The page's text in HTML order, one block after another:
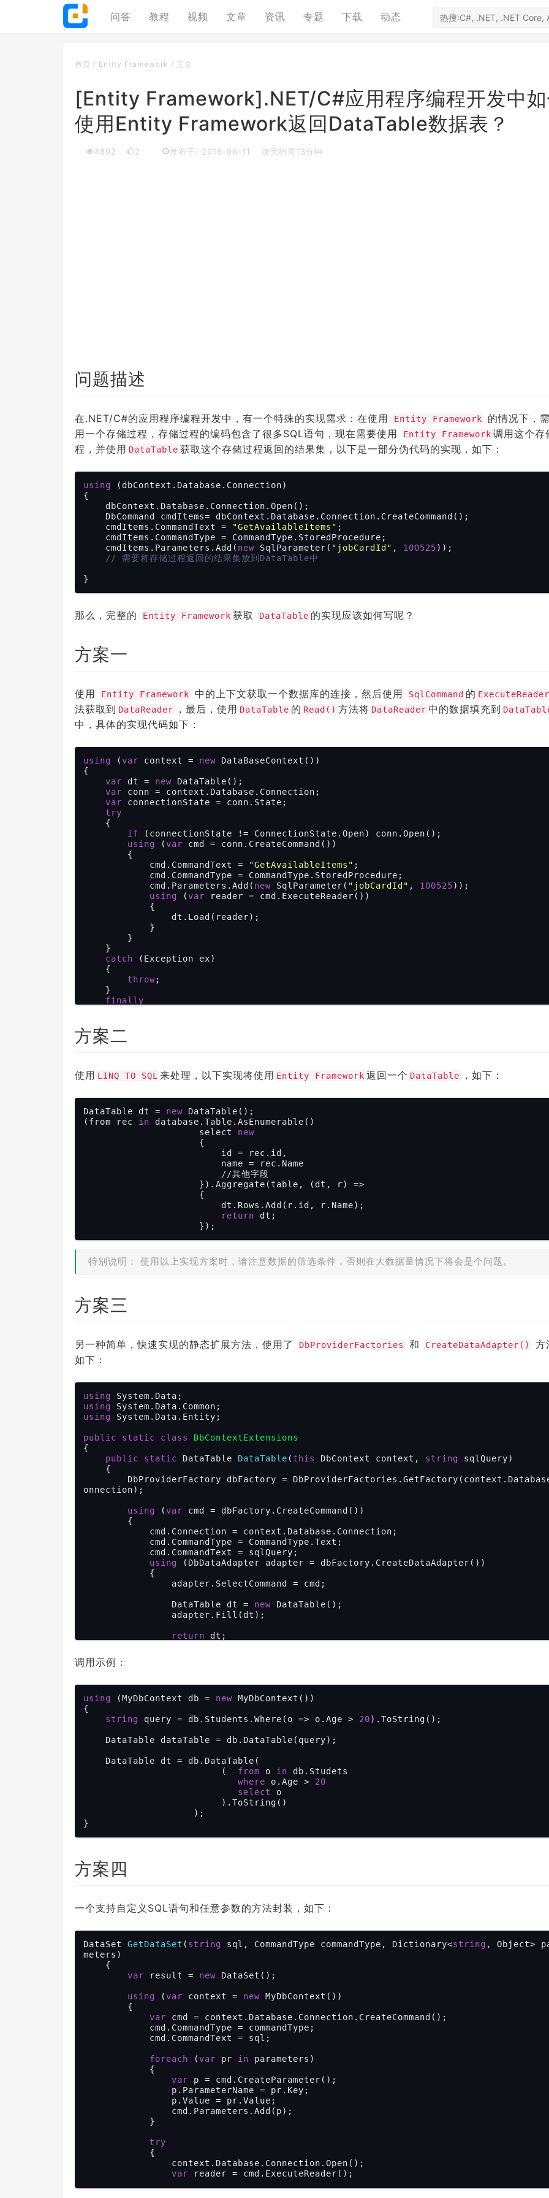
问答 教程 视频 文章 资讯 专题 下载 动态
首页 / Entity Framework / 正文
[Entity Framework].NET/C#应用程序编程开发中
使用Entity Framework返回DataTable数据表？
4892 2 发布于: 2018-06-11 读完约需13分钟
问题描述
在.NET/C#的应用程序编程开发中，有一个特殊的实现需求：在使用 Entity Framework
的情况下，
用一个存储过程，存储过程的编码包含了很多SQL语句，现在需要使用
Entity Framework 调用这个存
程，并使用 DataTable 获取这个存储过程返回的结果集，以下是一部分伪代码的实现，如下：
using
(dbContext.Database.Connection)
{
    cmdItems.CommandText =
"GetAvailableItems" ;
    cmdItems.Parameters.Add(
new SqlParameter( "jobCardId" , 100525));
// 需要将存储过程返回的结果集放到DataTable中
那么，完整的 Entity Framework 获取 DataTable 的实现应该如何写呢？
方案一
使用 Entity Framework 中的上下文获取一个数据库的连接，然后使用 SqlCommand 的
法获取到 DataReader ，最后，使用 DataTable 的 Read() 方法将 DataReader 中的数据填充到
中，具体的实现代码如下：
using (var context = new DataBaseContext())
{
var dt = new DataTable();
var conn = context.Database.Connection;
var connectionState = conn.State;
try
if (connectionState != ConnectionState.Open) conn.Open();
using
(var cmd = conn.CreateCommand())
            cmd.CommandText =
"GetAvailableItems" ;
            cmd.Parameters.Add(
new SqlParameter( "jobCardId" , 100525));
using
(var reader = cmd.ExecuteReader())
catch (Exception ex)
throw;
finally
    }
return
方案二
使用 LINQ TO SQL 来处理，以下实现将使用 Entity Framework 返回一个 DataTable ，如下：
DataTable dt = new DataTable();
(from rec in database.Table.AsEnumerable()
                     select
new
//其他字段
                     }).Aggregate(table,
(dt, r)
=>
return dt;
特别说明： 使用以上实现方案时，请注意数据的筛选条件，否则在大数据量情况下将会是个问题。
方案三
另一种简单，快速实现的静态扩展方法，使用了 DbProviderFactories 和 CreateDataAdapter()
方
如下：
using
using
using
System.Data.Entity;
public static class
DbContextExtensions
{
public
static DataTable DataTable ( this DbContext context, string sqlQuery)
{
onnection);
using (var cmd = dbFactory.CreateCommand())
using
(DbDataAdapter adapter = dbFactory.CreateDataAdapter())
                DataTable dt =
new DataTable();
return dt;
        }
    }
调用示例：
using (MyDbContext db = new MyDbContext())
{
string
query = db.Students.Where(o => o.Age > 20).ToString();
                         (
from o in db.Studets
where o.Age > 20
select
o
方案四
一个支持自定义SQL语句和任意参数的方法封装，如下：
DataSet GetDataSet ( string sql, CommandType commandType, Dictionary<string , Object>
meters )
{
var result = new DataSet();
using (var context = new MyDbContext())
var cmd = context.Database.Connection.CreateCommand();
foreach (var pr in parameters)
var p = cmd.CreateParameter();
try
var reader = cmd.ExecuteReader();